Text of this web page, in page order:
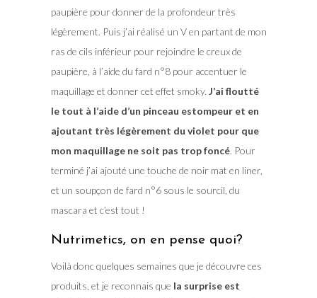
paupière pour donner de la profondeur très
légèrement. Puis j’ai réalisé un V en partant de mon
ras de cils inférieur pour rejoindre le creux de
paupière, à l’aide du fard n°8 pour accentuer le
maquillage et donner cet effet smoky. J’ai floutté
le tout à l’aide d’un pinceau estompeur et en
ajoutant très légèrement du violet pour que
mon maquillage ne soit pas trop foncé. Pour
terminé j’ai ajouté une touche de noir mat en liner,
et un soupçon de fard n°6 sous le sourcil, du
mascara et c’est tout !
Nutrimetics, on en pense quoi?
Voilà donc quelques semaines que je découvre ces
produits, et je reconnais que la surprise est